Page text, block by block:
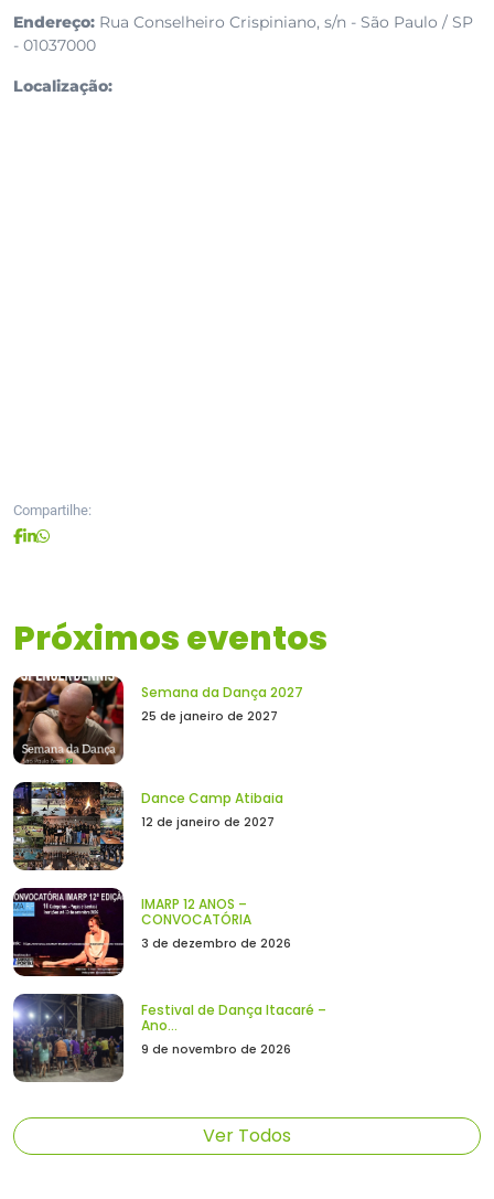
Endereço: Rua Conselheiro Crispiniano, s/n - São Paulo / SP
- 01037000
Localização:
Compartilhe:
Próximos eventos
Semana da Dança 2027
25 de janeiro de 2027
Dance Camp Atibaia
12 de janeiro de 2027
IMARP 12 ANOS –
CONVOCATÓRIA
3 de dezembro de 2026
Festival de Dança Itacaré –
Ano...
9 de novembro de 2026
Ver Todos